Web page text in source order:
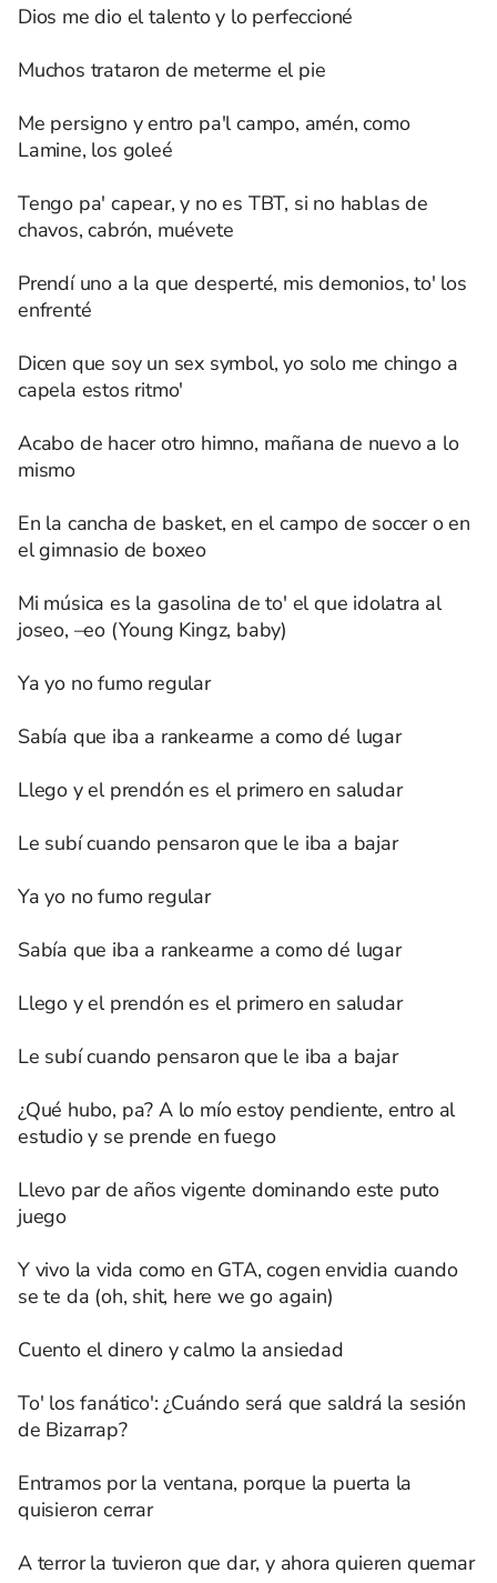
Dios me dio el talento y lo perfeccioné
Muchos trataron de meterme el pie
Me persigno y entro pa'l campo, amén, como
Lamine, los goleé
Tengo pa' capear, y no es TBT, si no hablas de
chavos, cabrón, muévete
Prendí uno a la que desperté, mis demonios, to' los
enfrenté
Dicen que soy un sex symbol, yo solo me chingo a
capela estos ritmo'
Acabo de hacer otro himno, mañana de nuevo a lo
mismo
En la cancha de basket, en el campo de soccer o en
el gimnasio de boxeo
Mi música es la gasolina de to' el que idolatra al
joseo, –eo (Young Kingz, baby)
Ya yo no fumo regular
Sabía que iba a rankearme a como dé lugar
Llego y el prendón es el primero en saludar
Le subí cuando pensaron que le iba a bajar
Ya yo no fumo regular
Sabía que iba a rankearme a como dé lugar
Llego y el prendón es el primero en saludar
Le subí cuando pensaron que le iba a bajar
¿Qué hubo, pa? A lo mío estoy pendiente, entro al
estudio y se prende en fuego
Llevo par de años vigente dominando este puto
juego
Y vivo la vida como en GTA, cogen envidia cuando
se te da (oh, shit, here we go again)
Cuento el dinero y calmo la ansiedad
To' los fanático': ¿Cuándo será que saldrá la sesión
de Bizarrap?
Entramos por la ventana, porque la puerta la
quisieron cerrar
A terror la tuvieron que dar, y ahora quieren quemar